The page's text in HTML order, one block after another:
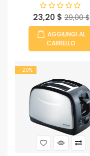
Prezzo
23,20 $ Prezzo
base
29,00 $
AGGIUNGI AL
CARRELLO
-20%